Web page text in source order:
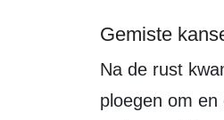
Gemiste
Na de rust kwam de stand snel weer op gelijk: 10-10. Hierna namen beide
ploegen om en